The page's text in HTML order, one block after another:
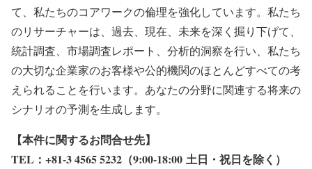
て、私たちのコアワークの倫理を強化しています。私たち
のリサーチャーは、過去、現在、未来を深く掘り下げて、
統計調査、市場調査レポート、分析的洞察を行い、私たち
の大切な企業家のお客様や公的機関のほとんどすべての考
えられることを行います。あなたの分野に関連する将来の
シナリオの予測を生成します。
【本件に関するお問合せ先】
TEL ：+81-3 4565 5232 （9:00-18:00 土日・祝日を除く）